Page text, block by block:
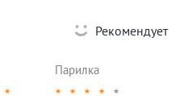
Рекомендует
★
Парилка
★ ★ ★ ★ ★